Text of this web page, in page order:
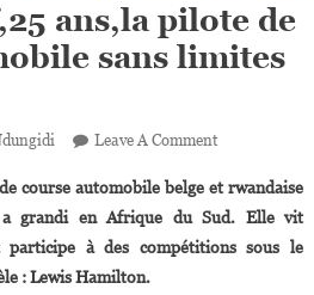
ans,la pilote de
sans limites
Leave A CommentOn
Schiff,25
Ans,la
Pilote
course automobile belge et rwandaise
a grandi en Afrique du Sud. Elle vit
participe à des compétitions sous le
: Lewis Hamilton.